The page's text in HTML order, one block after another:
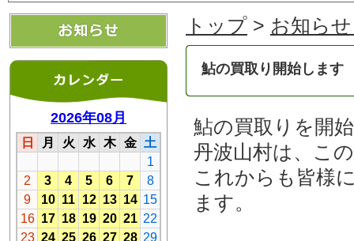
トップ > お知ら
鮎の買取り開始します
鮎の買取りを開
丹波山村は、こ
これからも皆様
ます。